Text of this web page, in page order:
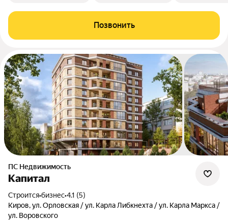
Позвонить
ПС Недвижимость
Капитал
Строится•бизнес•4.1 (5)
Киров, ул. Орловская / ул. Карла Либкнехта / ул. Карла Маркса /
ул. Воровского